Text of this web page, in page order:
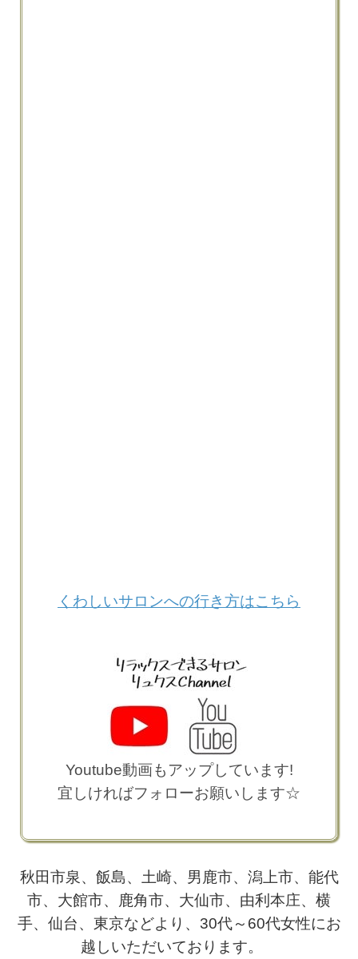
くわしいサロンへの行き方はこちら
Youtube動画もアップしています!
宜しければフォローお願いします☆
秋田市泉、飯島、土崎、男鹿市、潟上市、能代
市、大館市、鹿角市、大仙市、由利本庄、横
手、仙台、東京などより、30代～60代女性にお
越しいただいております。